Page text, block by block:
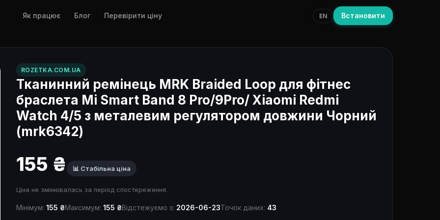
Як працює Блог Перевірити ціну EN Встановити
ROZETKA.COM.UA
Тканинний ремінець MRK Braided Loop для фітнес
браслета Mi Smart Band 8 Pro/9Pro/ Xiaomi Redmi
Watch 4/5 з металевим регулятором довжини Чорний
(mrk6342)
155 ₴ 📊 Стабільна ціна
Ціна не змінювалась за період спостереження.
Мінімум: 155 ₴Максимум: 155 ₴Відстежуємо з: 2026-06-23Точок даних: 43